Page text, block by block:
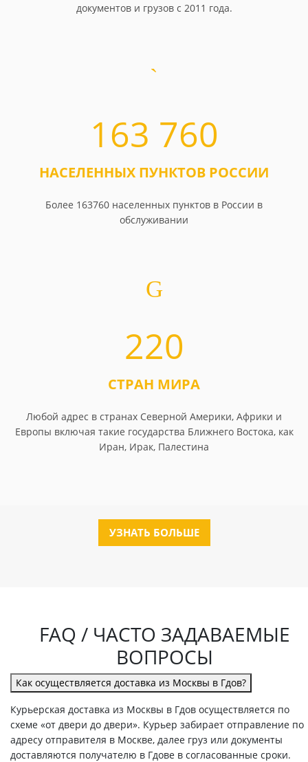
документов и грузов с 2011 года.
163 760
НАСЕЛЕННЫХ ПУНКТОВ РОССИИ
Более 163760 населенных пунктов в России в
обслуживании
220
СТРАН МИРА
Любой адрес в странах Северной Америки, Африки и
Европы включая такие государства Ближнего Востока, как
Иран, Ирак, Палестина
УЗНАТЬ БОЛЬШЕ
FAQ / ЧАСТО ЗАДАВАЕМЫЕ
ВОПРОСЫ
Как осуществляется доставка из Москвы в Гдов?
Курьерская доставка из Москвы в Гдов осуществляется по
схеме «от двери до двери». Курьер забирает отправление по
адресу отправителя в Москве, далее груз или документы
доставляются получателю в Гдове в согласованные сроки.